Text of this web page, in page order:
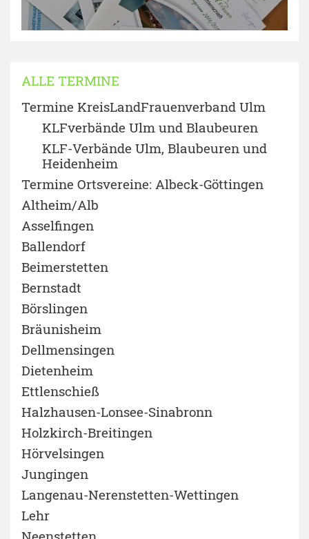
ALLE TERMINE
Termine KreisLandFrauenverband Ulm
KLFverbände Ulm und Blaubeuren
KLF-Verbände Ulm, Blaubeuren und
Heidenheim
Termine Ortsvereine: Albeck-Göttingen
Altheim/Alb
Asselfingen
Ballendorf
Beimerstetten
Bernstadt
Börslingen
Bräunisheim
Dellmensingen
Dietenheim
Ettlenschieß
Halzhausen-Lonsee-Sinabronn
Holzkirch-Breitingen
Hörvelsingen
Jungingen
Langenau-Nerenstetten-Wettingen
Lehr